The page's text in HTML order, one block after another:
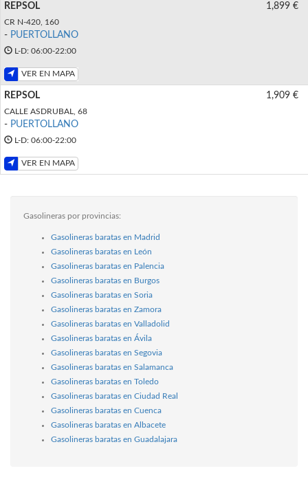
REPSOL
CR N-420, 160
- PUERTOLLANO
L-D: 06:00-22:00
VER EN MAPA
1,899 €
REPSOL
CALLE ASDRUBAL, 68
- PUERTOLLANO
L-D: 06:00-22:00
VER EN MAPA
1,909 €
Gasolineras por provincias:
Gasolineras baratas en Madrid
Gasolineras baratas en León
Gasolineras baratas en Palencia
Gasolineras baratas en Burgos
Gasolineras baratas en Soria
Gasolineras baratas en Zamora
Gasolineras baratas en Valladolid
Gasolineras baratas en Ávila
Gasolineras baratas en Segovia
Gasolineras baratas en Salamanca
Gasolineras baratas en Toledo
Gasolineras baratas en Ciudad Real
Gasolineras baratas en Cuenca
Gasolineras baratas en Albacete
Gasolineras baratas en Guadalajara